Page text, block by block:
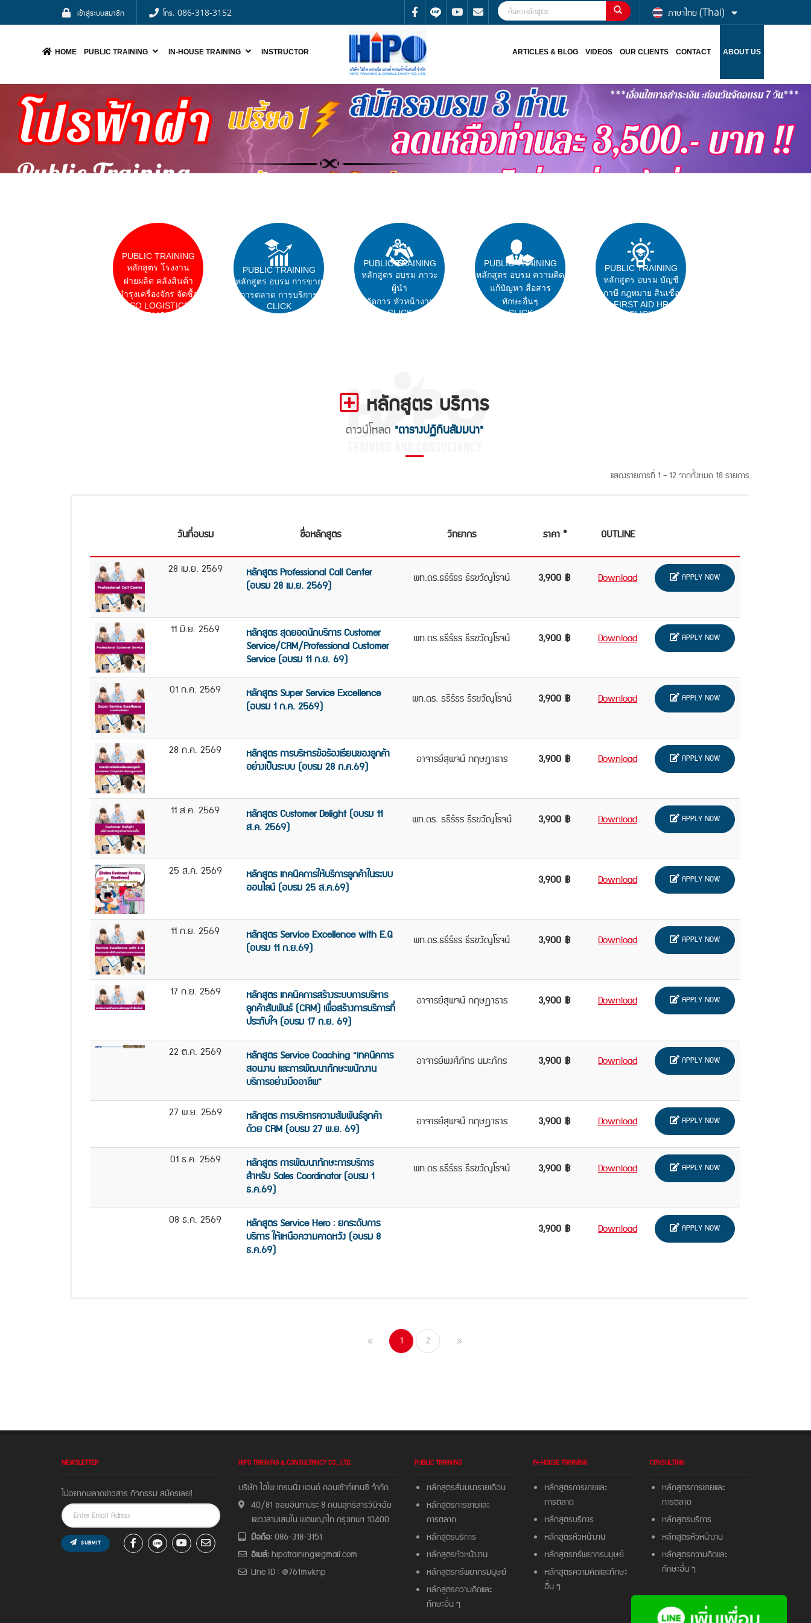
เข้าสู่ระบบสมาชิก โทร. 086-318-3152 ภาษาไทย (Thai)
HOME PUBLIC TRAINING IN-HOUSE TRAINING INSTRUCTOR ARTICLES & BLOG VIDEOS OUR CLIENTS CONTACT ABOUT US
PUBLIC TRAINING
หลักสูตร โรงงาน
ฝ่ายผลิต คลังสินค้า
บำรุงเครื่องจักร จัดซื้ด
ISO LOGISTICS
CLICK
PUBLIC TRAINING
หลักสูตร อบรม การขาย
การตลาด การบริการ
CLICK
PUBLIC TRAINING
หลักสูตร อบรม ภาวะ
ผู้นำ
ผู้จัดการ หัวหน้างาน
CLICK
PUBLIC TRAINING
หลักสูตร อบรม ความคิด
แก้ปํญหา สื่อสาร
ทักษะอื่นๆ
CLICK
PUBLIC TRAINING
หลักสูตร อบรม บัญชี
ภาษี กฎหมาย สินเชื่อ
FIRST AID HR
CLICK
หลักสูตร บริการ
ดาวน์โหลด "ตารางปฏิทินสัมมนา"
แสดงรายการที่ 1 - 12 จากทั้งหมด 18 รายการ
วันที่อบรม ชื่อหลักสูตร วิทยากร ราคา * OUTLINE
28 เม.ย. 2569
หลักสูตร Professional Call Center
(อบรม 28 เม.ย. 2569)
พท.ดร.ธธีร์ธร ธีรขวัญโรจน์ 3,900 ฿ Download APPLY NOW
11 มิ.ย. 2569
หลักสูตร สุดยอดนักบริการ Customer
Service/CRM/Professional Customer
Service (อบรม 11 ก.ย. 69)
พท.ดร.ธธีร์ธร ธีรขวัญโรจน์ 3,900 ฿ Download APPLY NOW
01 ก.ค. 2569
หลักสูตร Super Service Excellence
(อบรม 1 ก.ค. 2569)
พท.ดร. ธธีร์ธร ธีรขวัญโรจน์ 3,900 ฿ Download APPLY NOW
28 ก.ค. 2569
หลักสูตร การบริหารข้อร้องเรียนของลูกค้า
อย่างเป็นระบบ (อบรม 28 ก.ค.69)
อาจารย์สุพจน์ กฤษฎาธาร 3,900 ฿ Download APPLY NOW
11 ส.ค. 2569
หลักสูตร Customer Delight (อบรม 11
ส.ค. 2569)
พท.ดร. ธธีร์ธร ธีรขวัญโรจน์ 3,900 ฿ Download APPLY NOW
25 ส.ค. 2569
หลักสูตร เทคนิคการให้บริการลูกค้าในระบบ
ออนไลน์ (อบรม 25 ส.ค.69)
3,900 ฿ Download APPLY NOW
11 ก.ย. 2569
หลักสูตร Service Excellence with E.Q
(อบรม 11 ก.ย.69)
พท.ดร.ธธีร์ธร ธีรขวัญโรจน์ 3,900 ฿ Download APPLY NOW
17 ก.ย. 2569
หลักสูตร เทคนิคการสร้างระบบการบริหาร
ลูกค้าสัมพันธ์ (CRM) เพื่อสร้างการบริการที่
ประทับใจ (อบรม 17 ก.ย. 69)
อาจารย์สุพจน์ กฤษฎาธาร 3,900 ฿ Download APPLY NOW
22 ต.ค. 2569
หลักสูตร Service Coaching “เทคนิคการ
สอนงาน และการพัฒนาทักษะพนักงาน
บริการอย่างมืออาชีพ”
อาจารย์พงศ์ภัทร นมะภัทร 3,900 ฿ Download APPLY NOW
27 พ.ย. 2569
หลักสูตร การบริหารความสัมพันธ์ลูกค้า
ด้วย CRM (อบรม 27 พ.ย. 69)
อาจารย์สุพจน์ กฤษฎาธาร 3,900 ฿ Download APPLY NOW
01 ธ.ค. 2569
หลักสูตร การพัฒนาทักษะการบริการ
สำหรับ Sales Coordinator (อบรม 1
ธ.ค.69)
พท.ดร.ธธีร์ธร ธีรขวัญโรจน์ 3,900 ฿ Download APPLY NOW
08 ธ.ค. 2569
หลักสูตร Service Hero : ยกระดับการ
บริการ ให้เหนือความคาดหวัง (อบรม 8
ธ.ค.69)
3,900 ฿ Download APPLY NOW
« 1 2 »
NEWSLETTER
ไม่อยากพลาดข่าวสาร กิจกรรม สมัครเลย!
SUBMIT
HIPO TRAINING & CONSULTANCY CO., LTD.
บริษัท ไฮโพ เทรนนิ่ง แอนด์ คอนเซ้าท์แทนซี่ จํากัด
40/81 ซอยอินทามระ 8 ถนนสุทธิสารวินิจฉัย
แขวงสามเสนใน เขตพญาไท กรุงเทพฯ 10400
มือถือ:086-318-3151
อีเมล์:hipotraining@gmail.com
Line ID : @761mvknp
PUBLIC TRAINING
หลักสูตรสัมมนารายเดือน
หลักสูตรการขายและ
การตลาด
หลักสูตรบริการ
หลักสูตรหัวหน้างาน
หลักสูตรทรัพยากรมนุษย์
หลักสูตรความคิดและ
ทักษะอื่น ๆ
IN-HOUSE TRAINING
หลักสูตรการขายและ
การตลาด
หลักสูตรบริการ
หลักสูตรหัวหน้างาน
หลักสูตรทรัพยากรมมุษย์
หลักสูตรความคิดและทักษะ
อื่น ๆ
CONSULTING
หลักสูตรการขายและ
การตลาด
หลักสูตรบริการ
หลักสูตรหัวหน้างาน
หลักสูตรความคิดและ
ทักษะอื่น ๆ